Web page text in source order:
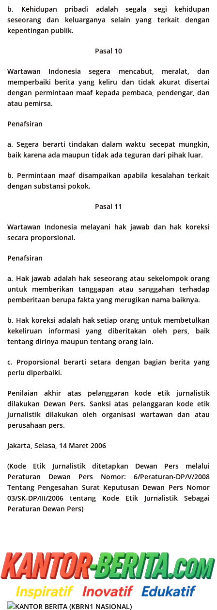
b. Kehidupan pribadi adalah segala segi kehidupan
seseorang dan keluarganya selain yang terkait dengan
kepentingan publik.
Pasal 10
Wartawan Indonesia segera mencabut, meralat, dan
memperbaiki berita yang keliru dan tidak akurat disertai
dengan permintaan maaf kepada pembaca, pendengar, dan
atau pemirsa.
Penafsiran
a. Segera berarti tindakan dalam waktu secepat mungkin,
baik karena ada maupun tidak ada teguran dari pihak luar.
b. Permintaan maaf disampaikan apabila kesalahan terkait
dengan substansi pokok.
Pasal 11
Wartawan Indonesia melayani hak jawab dan hak koreksi
secara proporsional.
Penafsiran
a. Hak jawab adalah hak seseorang atau sekelompok orang
untuk memberikan tanggapan atau sanggahan terhadap
pemberitaan berupa fakta yang merugikan nama baiknya.
b. Hak koreksi adalah hak setiap orang untuk membetulkan
kekeliruan informasi yang diberitakan oleh pers, baik
tentang dirinya maupun tentang orang lain.
c. Proporsional berarti setara dengan bagian berita yang
perlu diperbaiki.
Penilaian akhir atas pelanggaran kode etik jurnalistik
dilakukan Dewan Pers. Sanksi atas pelanggaran kode etik
jurnalistik dilakukan oleh organisasi wartawan dan atau
perusahaan pers.
Jakarta, Selasa, 14 Maret 2006
(Kode Etik Jurnalistik ditetapkan Dewan Pers melalui
Peraturan Dewan Pers Nomor: 6/Peraturan-DP/V/2008
Tentang Pengesahan Surat Keputusan Dewan Pers Nomor
03/SK-DP/III/2006 tentang Kode Etik Jurnalistik Sebagai
Peraturan Dewan Pers)